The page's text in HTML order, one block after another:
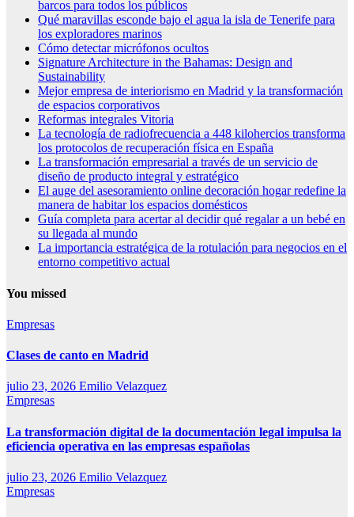
barcos para todos los públicos
Qué maravillas esconde bajo el agua la isla de Tenerife para
los exploradores marinos
Cómo detectar micrófonos ocultos
Signature Architecture in the Bahamas: Design and
Sustainability
Mejor empresa de interiorismo en Madrid y la transformación
de espacios corporativos
Reformas integrales Vitoria
La tecnología de radiofrecuencia a 448 kilohercios transforma
los protocolos de recuperación física en España
La transformación empresarial a través de un servicio de
diseño de producto integral y estratégico
El auge del asesoramiento online decoración hogar redefine la
manera de habitar los espacios domésticos
Guía completa para acertar al decidir qué regalar a un bebé en
su llegada al mundo
La importancia estratégica de la rotulación para negocios en el
entorno competitivo actual
You missed
Empresas
Clases de canto en Madrid
julio 23, 2026 Emilio Velazquez
Empresas
La transformación digital de la documentación legal impulsa la
eficiencia operativa en las empresas españolas
julio 23, 2026 Emilio Velazquez
Empresas